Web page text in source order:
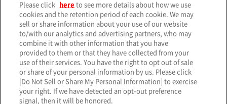
Instagram （別ウィンドウで開く）YouTube （別ウィンドウで開
LINE（別ウィンドウで開く） メールマガジン（別ウィンド
ソーシャルメディア一覧
サイトマップ個人情報保護方針クッキーポリシー
Please click
here to see more details about how we use
cookies and the retention period of each cookie. We may
sell or share information about your use of our website
to/with our analytics and advertising partners, who may
combine it with other information that you have
provided to them or that they have collected from your
use of their services. You have the right to opt out of sale
or share of your personal information by us. Please click
[Do Not Sell or Share My Personal Information] to exercise
your right. If we have detected an opt-out preference
signal, then it will be honored.